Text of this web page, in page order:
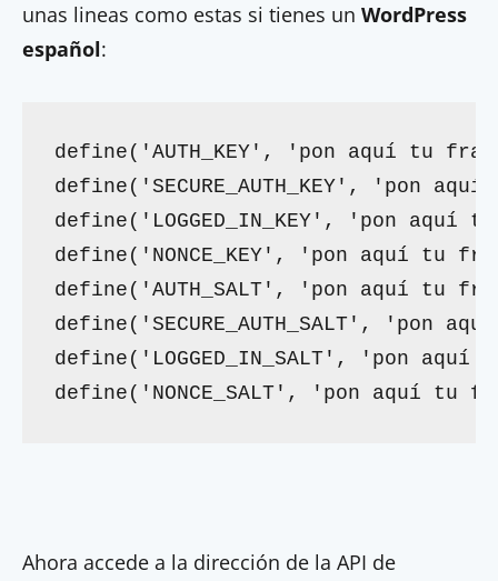
unas lineas como estas si tienes un WordPress
español:
define('AUTH_KEY', 'pon aquí tu
define('SECURE_AUTH_KEY',
define('LOGGED_IN_KEY', 'pon
define('NONCE_KEY', 'pon aquí
define('AUTH_SALT', 'pon aquí tu
define('SECURE_AUTH_SALT',
define('LOGGED_IN_SALT', 'pon
define('NONCE_SALT', 'pon aquí
Ahora accede a la dirección de la API de